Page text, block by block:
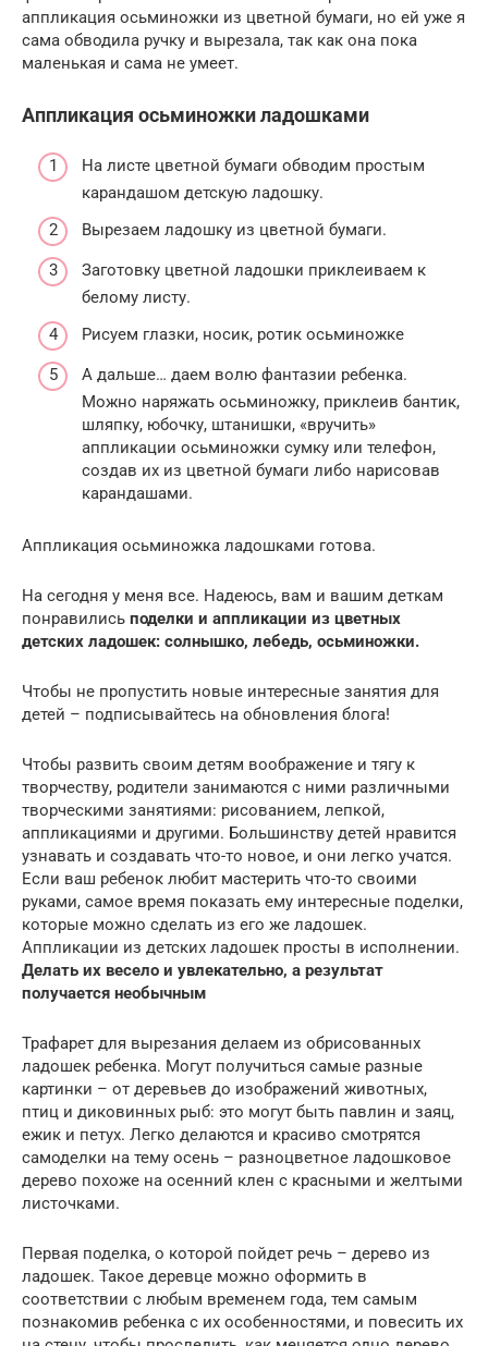
аппликация осьминожки из цветной бумаги, но ей уже я
сама обводила ручку и вырезала, так как она пока
маленькая и сама не умеет.
Аппликация осьминожки ладошками
На листе цветной бумаги обводим простым
карандашом детскую ладошку.
Вырезаем ладошку из цветной бумаги.
Заготовку цветной ладошки приклеиваем к
белому листу.
Рисуем глазки, носик, ротик осьминожке
А дальше… даем волю фантазии ребенка.
Можно наряжать осьминожку, приклеив бантик,
шляпку, юбочку, штанишки, «вручить»
аппликации осьминожки сумку или телефон,
создав их из цветной бумаги либо нарисовав
карандашами.
Аппликация осьминожка ладошками готова.
На сегодня у меня все. Надеюсь, вам и вашим деткам
понравились поделки и аппликации из цветных
детских ладошек: солнышко, лебедь, осьминожки.
Чтобы не пропустить новые интересные занятия для
детей – подписывайтесь на обновления блога!
Чтобы развить своим детям воображение и тягу к
творчеству, родители занимаются с ними различными
творческими занятиями: рисованием, лепкой,
аппликациями и другими. Большинству детей нравится
узнавать и создавать что-то новое, и они легко учатся.
Если ваш ребенок любит мастерить что-то своими
руками, самое время показать ему интересные поделки,
которые можно сделать из его же ладошек.
Аппликации из детских ладошек просты в исполнении.
Делать их весело и увлекательно, а результат
получается необычным
Трафарет для вырезания делаем из обрисованных
ладошек ребенка. Могут получиться самые разные
картинки – от деревьев до изображений животных,
птиц и диковинных рыб: это могут быть павлин и заяц,
ежик и петух. Легко делаются и красиво смотрятся
самоделки на тему осень – разноцветное ладошковое
дерево похоже на осенний клен с красными и желтыми
листочками.
Первая поделка, о которой пойдет речь – дерево из
ладошек. Такое деревце можно оформить в
соответствии с любым временем года, тем самым
познакомив ребенка с их особенностями, и повесить их